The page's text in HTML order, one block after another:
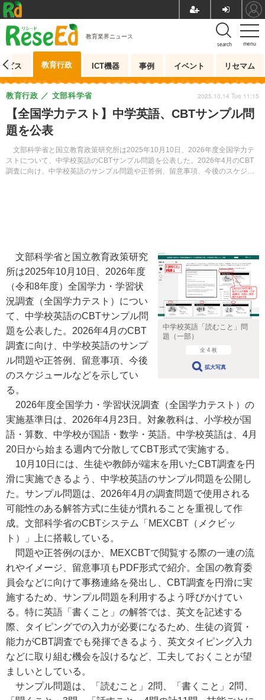
menu
search
教育業界ニュース
ビス 教育行政 ICT機器 事例 イベント リセマム
【全国学力テスト】中学英語、CBTサンプル問
題を公表
文部科学省と国立教育政策研究所は2025年10月10日、2026年度全国学力テ
ストについて、中学校英語のCBTサンプル問題を公表した。2026年4月のCBT
調査に向け、中学校英語のサンプル問題や正答例、留意事項、今後のスケジュ
教育行政 文部科学省 2025.10.14 Tue 11:15
中学校英語「読むこと」問
題（一部）
全 4 枚
拡大写真
文部科学省と国立教育政策研究
所は2025年10月10日、2026年度
（令和8年度）全国学力・学習状
況調査（全国学力テスト）につい
て、中学校英語のCBTサンプル問
題を公表した。2026年4月のCBT
調査に向け、中学校英語のサンプ
ル問題や正答例、留意事項、今後
のスケジュールなどを示してい
る。
2026年度全国学力・学習状況調査（全国学力テスト）の
実施基準日は、2026年4月23日。対象教科は、小学校が国
語・算数、中学校が国語・数学・英語。中学校英語は、4月
20日から始まる週内で分散してCBT形式で実施する。
10月10日には、生徒や教師が端末を用いたCBT調査を円
滑に実施できるよう、中学校英語のサンプル問題を公開し
た。サンプル問題は、2026年4月の調査問題で使用される
可能性のある解答方式に生徒が慣れることを重視して作
成。文部科学省のCBTシステム「MEXCBT（メクビッ
ト）」上に搭載している。
問題や正答例のほか、MEXCBTで閲覧する際の一連の流
れやイメージ、留意事項もPDF形式で紹介。全国の教育委
員会などに向けて事務連絡を発出し、CBT調査を円滑に実
施するため、サンプル問題を利用するよう呼びかけてい
る。特に英語「書くこと」の解答では、英文を記述する
際、タイピングでの入力が必要になるため、生徒の資質・
能力がCBT調査でも発揮できるよう、英文タイピング入力
などに取り組む機会を設けるなど、工夫しておくことが望
ましいとしている。
サンプル問題は、「読むこと」2問、「書くこと」2問、